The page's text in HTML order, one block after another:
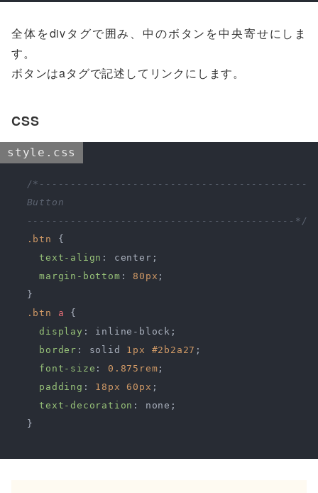
全体をdivタグで囲み、中のボタンを中央寄せにしま
す。
ボタンはaタグで記述してリンクにします。
CSS
style.css
/*-------------------------------------------
  Button
  -------------------------------------------*/
.btn
{
text-align : center;
margin-bottom : 80px ;
  }
.btn
a {
display : inline-block;
border : solid 1px #2b2a27 ;
font-size : 0.875rem ;
padding : 18px 60px ;
text-decoration : none;
  }